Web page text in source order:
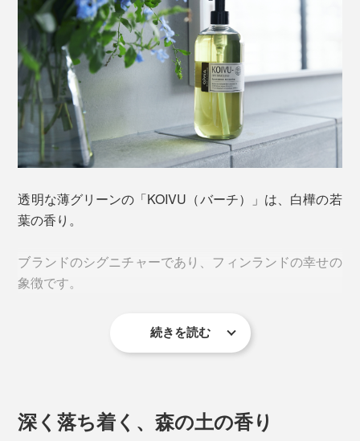
透明な薄グリーンの「KOIVU（バーチ）」は、白樺の若
葉の香り。
ブランドのシグニチャーであり、フィンランドの幸せの
象徴です。
続きを読む
深く落ち着く、森の土の香り